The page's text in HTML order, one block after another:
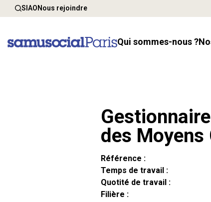
SIAONous rejoindre
Qui sommes-nous ?
des Moyens
Référence :
Temps de travail :
Quotité de travail :
Filière :